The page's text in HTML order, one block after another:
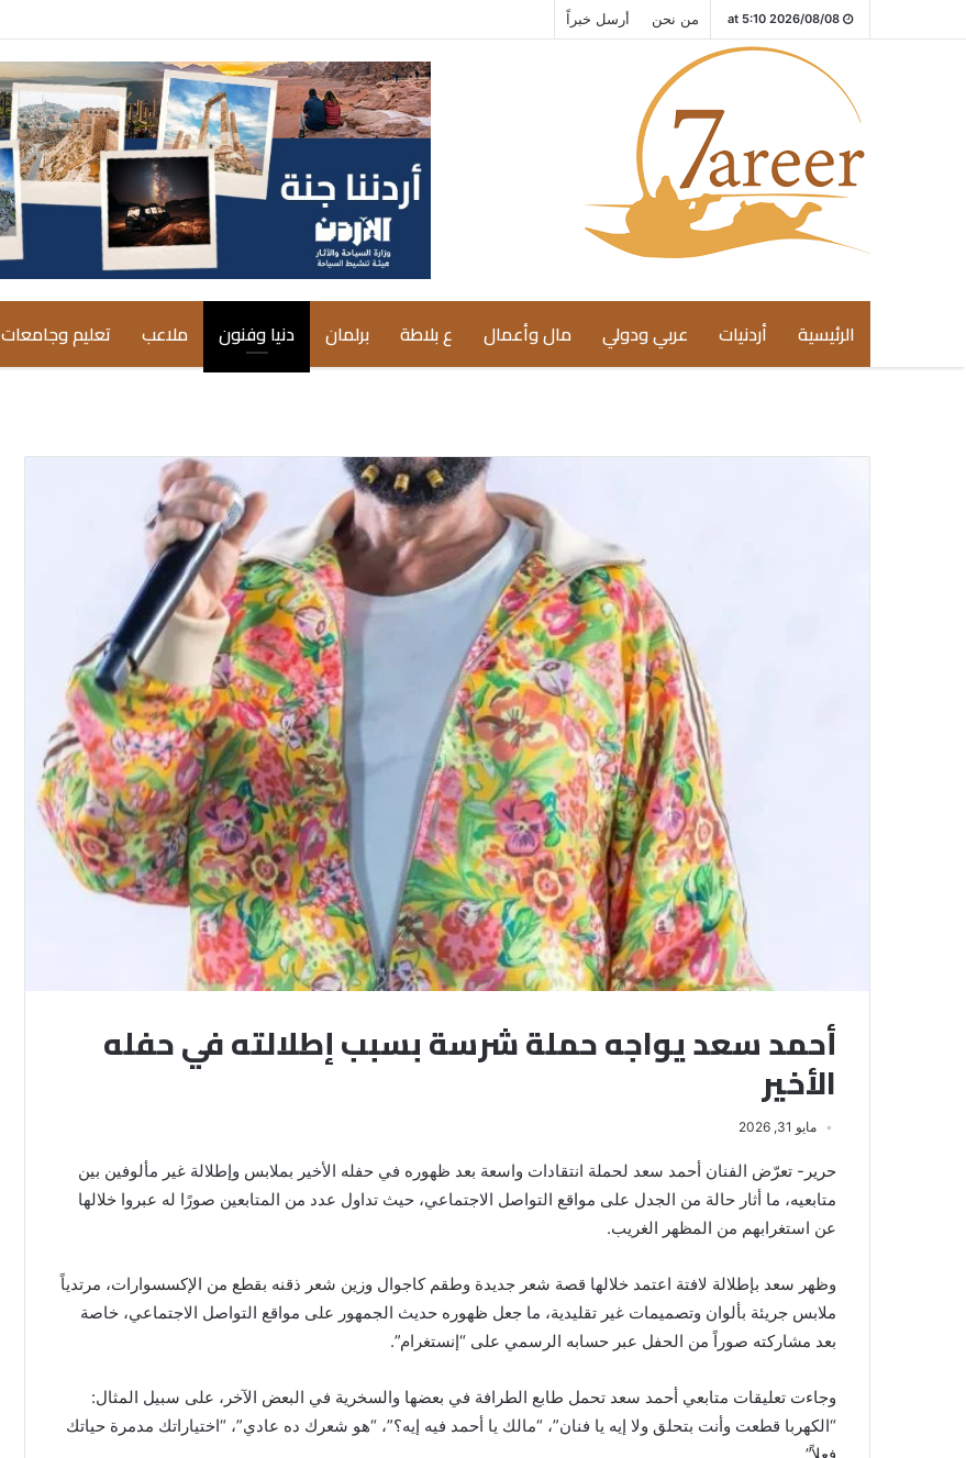
2026/08/08 at 5:10 من نحن أرسل خبراً
الرئيسية أردنيات عربي ودولي مال وأعمال ع بلاطة برلمان دنيا وفنون ملاعب تعليم وجامعات
أحمد سعد يواجه حملة شرسة بسبب إطلالته في حفله
الأخير
مايو 31, 2026
حرير- تعرّض الفنان أحمد سعد لحملة انتقادات واسعة بعد ظهوره في حفله الأخير بملابس وإطلالة غير مألوفين بين
متابعيه، ما أثار حالة من الجدل على مواقع التواصل الاجتماعي، حيث تداول عدد من المتابعين صورًا له عبروا خلالها
عن استغرابهم من المظهر الغريب.
وظهر سعد بإطلالة لافتة اعتمد خلالها قصة شعر جديدة وطقم كاجوال وزين شعر ذقنه بقطع من الإكسسوارات، مرتدياً
ملابس جريئة بألوان وتصميمات غير تقليدية، ما جعل ظهوره حديث الجمهور على مواقع التواصل الاجتماعي، خاصة
بعد مشاركته صوراً من الحفل عبر حسابه الرسمي على “إنستغرام”.
وجاءت تعليقات متابعي أحمد سعد تحمل طابع الطرافة في بعضها والسخرية في البعض الآخر، على سبيل المثال:
“الكهربا قطعت وأنت بتحلق ولا إيه يا فنان”، “مالك يا أحمد فيه إيه؟”، “هو شعرك ده عادي”، “اختياراتك مدمرة حياتك